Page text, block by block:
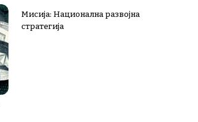
Мисија: Национална развојна
стратегија